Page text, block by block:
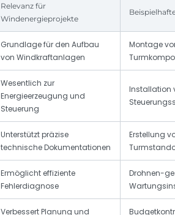
Relevanz für
Windenergieprojekte
Grundlage für den Aufbau
von Windkraftanlagen
Montage
Wesentlich zur
Energieerzeugung und
Steuerung
Installation
Unterstützt präzise
technische Dokumentationen
Erstellung
Ermöglicht effiziente
Fehlerdiagnose
Drohnen-
Verbessert Planung und